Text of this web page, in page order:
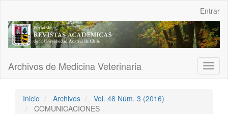
Contenido
principal
Barra
Entrar
Archivos de Medicina Veterinaria
Inicio Archivos
Vol. 48 Núm. 3 (2016)
COMUNICACIONES